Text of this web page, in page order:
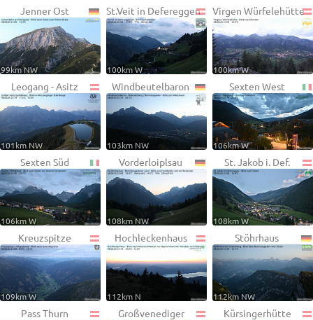
Jenner Ost
99km NW
St.Veit in Defereggen
100km W
Virgen Würfelehütte
100km W
Leogang - Asitz
101km NW
Windbeutelbaron
103km NW
Sexten West
106km W
Sexten Süd
106km W
Vorderloiplsau
108km NW
St. Jakob i. Def.
108km W
Kreuzspitze
109km W
Hochleckenhaus
112km N
Stöhrhaus
112km NW
Pass Thurn Großvenediger Kürsingerhütte